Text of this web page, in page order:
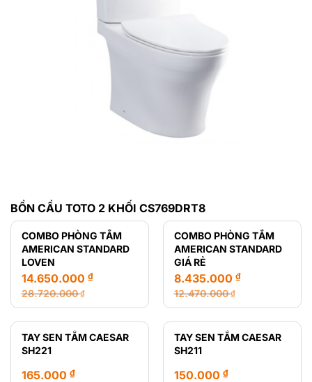
BỒN CẦU TOTO 2 KHỐI CS769DRT8
COMBO PHÒNG TẮM
AMERICAN STANDARD
LOVEN
28.720.000₫
Giá
gốc
là:
28.720.000 ₫.
14.650.000 ₫
Giá
hiện
tại
là:
COMBO PHÒNG TẮM
AMERICAN STANDARD
GIÁ RẺ
12.470.000₫
Giá
gốc
là:
12.470.000 ₫.
8.435.000 ₫
Giá
hiện
tại
là:
TAY SEN TẮM CAESAR
SH221
165.000 ₫
TAY SEN TẮM CAESAR
SH211
150.000 ₫